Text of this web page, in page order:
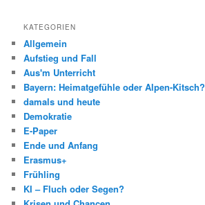
KATEGORIEN
Allgemein
Aufstieg und Fall
Aus'm Unterricht
Bayern: Heimatgefühle oder Alpen-Kitsch?
damals und heute
Demokratie
E-Paper
Ende und Anfang
Erasmus+
Frühling
KI – Fluch oder Segen?